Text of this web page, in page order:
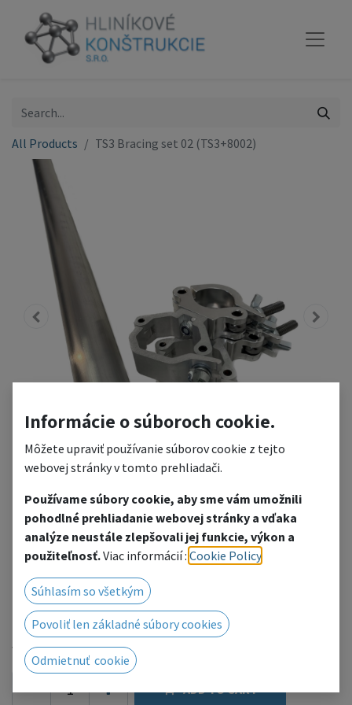
All Products TS3 Bracing set 02 (TS3+8002)
TS3 Bracing set 02
(TS3+8002)
Bracing for the stage 2m
75.03€
with VAT
ADD TO CART
Informácie o súboroch cookie.
Môžete upraviť používanie súborov cookie z tejto
webovej stránky v tomto prehliadači.
Používame súbory cookie, aby sme vám umožnili
pohodlné prehliadanie webovej stránky a vďaka
analýze neustále zlepšovali jej funkcie, výkon a
použiteľnosť.Viac informácií : Cookie Policy
Súhlasím so všetkým
Povoliť len základné súbory cookies
Odmietnuť cookie